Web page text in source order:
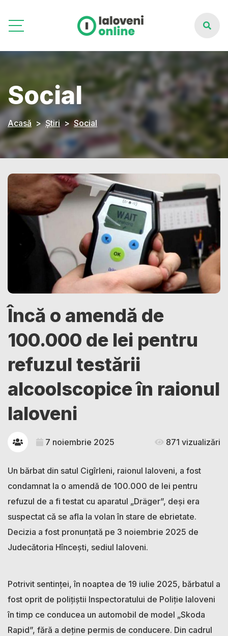
Social
Acasă Știri Social
Încă o amendă de
100.000 de lei pentru
refuzul testării
alcoolscopice în raionul
Ialoveni
7 noiembrie 2025 871 vizualizări
Un bărbat din satul Cigîrleni, raionul Ialoveni, a fost
condamnat la o amendă de 100.000 de lei pentru
refuzul de a fi testat cu aparatul „Dräger”, deşi era
suspectat că se afla la volan în stare de ebrietate.
Decizia a fost pronunţată pe 3 noiembrie 2025 de
Judecătoria Hînceşti, sediul Ialoveni.
Potrivit sentinţei, în noaptea de 19 iulie 2025, bărbatul a
fost oprit de poliţiştii Inspectoratului de Poliţie Ialoveni
în timp ce conducea un automobil de model „Skoda
Rapid”, fără a deţine permis de conducere. Din cadrul